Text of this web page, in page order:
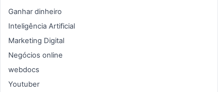
Ganhar dinheiro
Inteligência Artificial
Marketing Digital
Negócios online
webdocs
Youtuber